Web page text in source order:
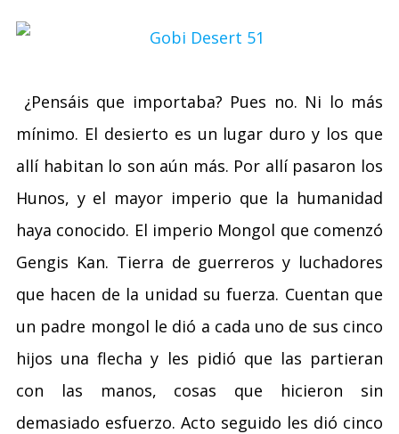
¿Pensáis que importaba? Pues no. Ni lo más
mínimo. El desierto es un lugar duro y los que
allí habitan lo son aún más. Por allí pasaron los
Hunos, y el mayor imperio que la humanidad
haya conocido. El imperio Mongol que comenzó
Gengis Kan. Tierra de guerreros y luchadores
que hacen de la unidad su fuerza. Cuentan que
un padre mongol le dió a cada uno de sus cinco
hijos una flecha y les pidió que las partieran
con las manos, cosas que hicieron sin
demasiado esfuerzo. Acto seguido les dió cinco